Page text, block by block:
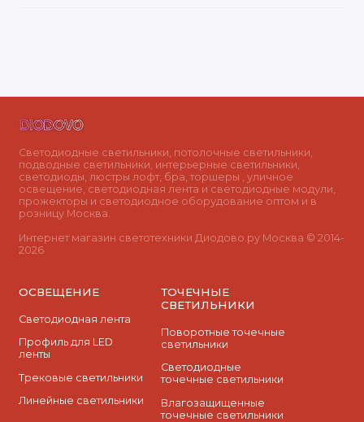
Светодиодные светильники, потолочные светильники,
подводные светильники, интерьерные светильники,
светодиоды, люстры лофт, бра, торшеры , уличное
освещение, светодиодная лента и светодиодные модули,
прожекторы и светодиодное оборудование оптом и в
розницу Москва.
Интернет магазин светотехники Диодово.ру Москва © 2014-
2026
ОСВЕЩЕНИЕ
Светодиодная лента
Профиль для LED
ленты
Трековые светильники
Линейные светильники
ТОЧЕЧНЫЕ
СВЕТИЛЬНИКИ
Поворотные точечные
светильники
Cветодиодные
точечные светильники
Влагозащищенные
точечные светильники